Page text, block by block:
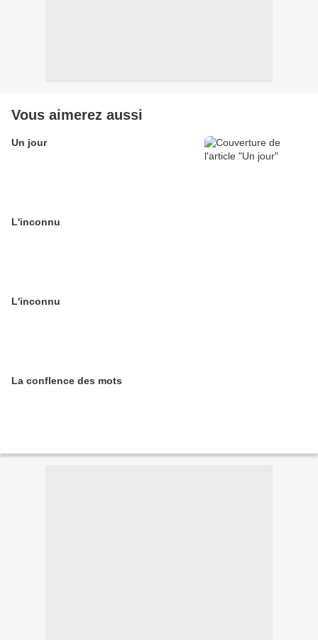
Vous aimerez aussi
Un jour
L'inconnu
L'inconnu
La conflence des mots